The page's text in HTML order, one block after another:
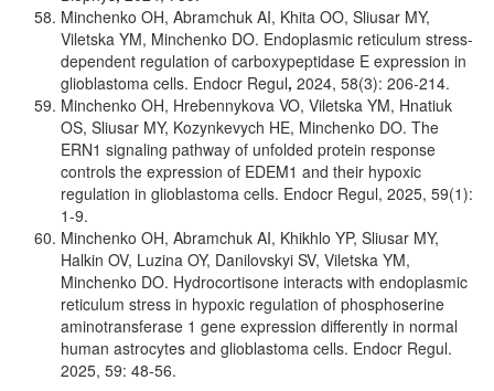
Minchenko OH, Abramchuk AI, Khita OO, Sliusar MY,
Viletska YM, Minchenko DO. Endoplasmic reticulum stress-
dependent regulation of carboxypeptidase E expression in
glioblastoma cells. Endocr Regul, 2024, 58(3): 206-214.
Minchenko OH, Hrebennykova VO, Viletska YM, Hnatiuk
OS, Sliusar MY, Kozynkevych HE, Minchenko DO. The
ERN1 signaling pathway of unfolded protein response
controls the expression of EDEM1 and their hypoxic
regulation in glioblastoma cells. Endocr Regul, 2025, 59(1):
1-9.
Minchenko OH, Abramchuk AI, Khikhlo YP, Sliusar MY,
Halkin OV, Luzina OY, Danilovskyi SV, Viletska YM,
Minchenko DO. Hydrocortisone interacts with endoplasmic
reticulum stress in hypoxic regulation of phosphoserine
aminotransferase 1 gene expression differently in normal
human astrocytes and glioblastoma cells. Endocr Regul.
2025, 59: 48-56.